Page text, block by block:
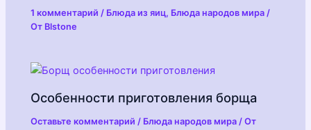
1 комментарий / Блюда из яиц, Блюда народов мира /
От Blstone
Особенности приготовления борща
Оставьте комментарий / Блюда народов мира / От